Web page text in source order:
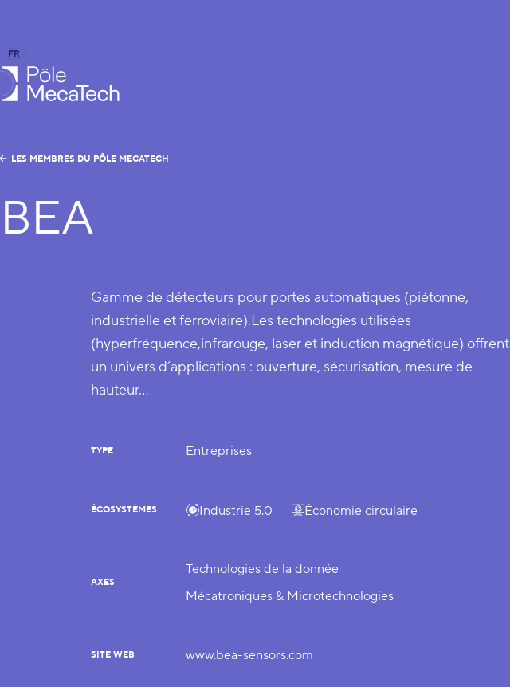
MecaTech
FR
EN
LES MEMBRES DU PÔLE MECATECH
BEA
Gamme de détecteurs pour portes automatiques (piétonne,
industrielle et ferroviaire).Les technologies utilisées
(hyperfréquence,infrarouge, laser et induction magnétique) offrent
un univers d’applications : ouverture, sécurisation, mesure de
hauteur…
TYPE Entreprises
ÉCOSYSTÈMES Industrie 5.0 Économie circulaire
AXES
Technologies de la donnée
Mécatroniques & Microtechnologies
SITE WEB www.bea-sensors.com